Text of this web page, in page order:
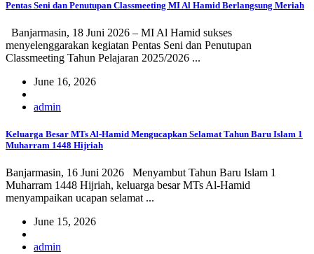
Pentas Seni dan Penutupan Classmeeting MI Al Hamid Berlangsung Meriah
Banjarmasin, 18 Juni 2026 – MI Al Hamid sukses
menyelenggarakan kegiatan Pentas Seni dan Penutupan
Classmeeting Tahun Pelajaran 2025/2026 ...
June 16, 2026
admin
Keluarga Besar MTs Al-Hamid Mengucapkan Selamat Tahun Baru Islam 1
Muharram 1448 Hijriah
Banjarmasin, 16 Juni 2026 Menyambut Tahun Baru Islam 1
Muharram 1448 Hijriah, keluarga besar MTs Al-Hamid
menyampaikan ucapan selamat ...
June 15, 2026
admin